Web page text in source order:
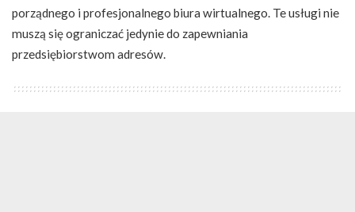
porządnego i profesjonalnego biura wirtualnego. Te usługi nie
muszą się ograniczać jedynie do zapewniania
przedsiębiorstwom adresów.